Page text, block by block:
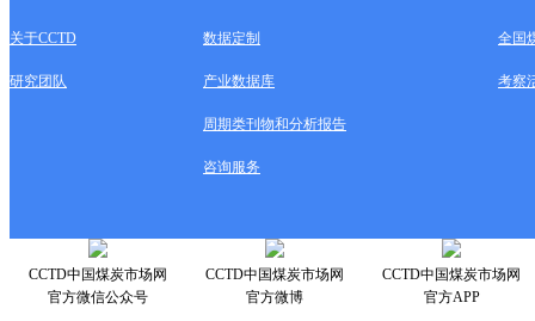
关于CCTD 数据定制 全国
研究团队 产业数据库 考察
周期类刊物和分析报告
咨询服务
CCTD中国煤炭市场网
官方微信公众号
CCTD中国煤炭市场网
官方微博
CCTD中国煤炭市场网
官方APP